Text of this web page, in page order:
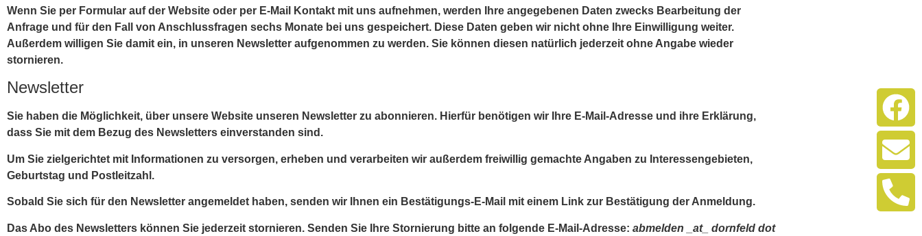
Wenn Sie per Formular auf der Website oder per E-Mail Kontakt mit uns aufnehmen, werden Ihre angegebenen Daten zwecks Bearbeitung der
Anfrage und für den Fall von Anschlussfragen sechs Monate bei uns gespeichert. Diese Daten geben wir nicht ohne Ihre Einwilligung weiter.
Außerdem willigen Sie damit ein, in unseren Newsletter aufgenommen zu werden. Sie können diesen natürlich jederzeit ohne Angabe wieder
stornieren.
Newsletter
Sie haben die Möglichkeit, über unsere Website unseren Newsletter zu abonnieren. Hierfür benötigen wir Ihre E-Mail-Adresse und ihre Erklärung,
dass Sie mit dem Bezug des Newsletters einverstanden sind.
Um Sie zielgerichtet mit Informationen zu versorgen, erheben und verarbeiten wir außerdem freiwillig gemachte Angaben zu Interessengebieten,
Geburtstag und Postleitzahl.
Sobald Sie sich für den Newsletter angemeldet haben, senden wir Ihnen ein Bestätigungs-E-Mail mit einem Link zur Bestätigung der Anmeldung.
Das Abo des Newsletters können Sie jederzeit stornieren. Senden Sie Ihre Stornierung bitte an folgende E-Mail-Adresse: abmelden _at_ dornfeld dot